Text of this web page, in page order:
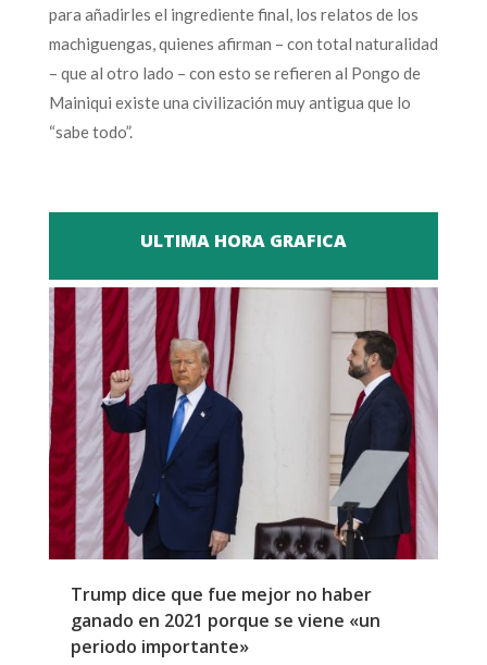
para añadirles el ingrediente final, los relatos de los
machiguengas, quienes afirman – con total naturalidad
– que al otro lado – con esto se refieren al Pongo de
Mainiqui existe una civilización muy antigua que lo
“sabe todo”.
ULTIMA HORA GRAFICA
Trump dice que fue mejor no haber
ganado en 2021 porque se viene «un
periodo importante»